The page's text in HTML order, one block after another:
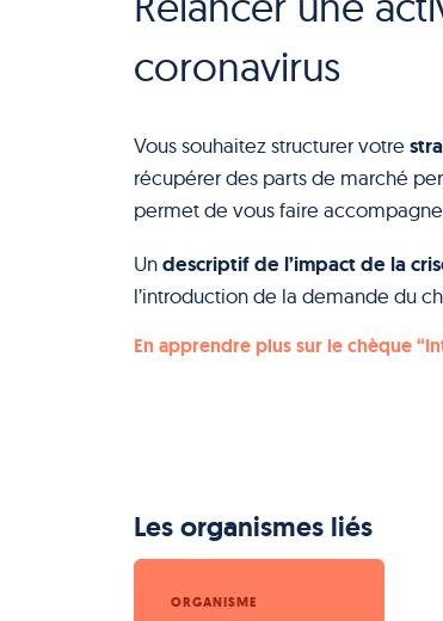
coronavirus
Vous souhaitez structurer votre
récupérer des parts de marché
permet de vous faire
Undescriptif de l’impact de la
l’introduction de la demande du
En apprendre plus sur le chèque
Les organismes liés
ORGANISME